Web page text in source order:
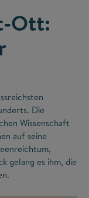
Ott:
Die
Wissenschaft
auf seine
gelang es ihm, die